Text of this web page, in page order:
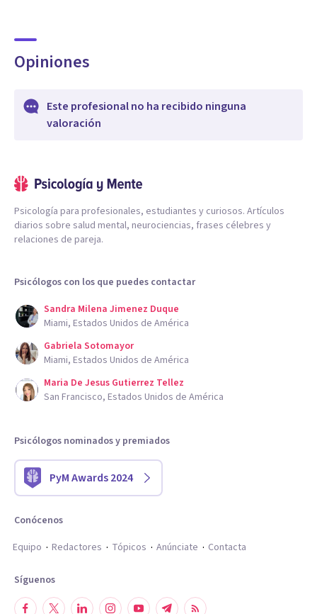
Opiniones
Este profesional no ha recibido ninguna
valoración
Psicología para profesionales, estudiantes y curiosos. Artículos
diarios sobre salud mental, neurociencias, frases célebres y
relaciones de pareja.
Psicólogos con los que puedes contactar
Sandra Milena Jimenez Duque
Miami, Estados Unidos de América
Gabriela Sotomayor
Miami, Estados Unidos de América
Maria De Jesus Gutierrez Tellez
San Francisco, Estados Unidos de América
Psicólogos nominados y premiados
PyM Awards 2024
Conócenos
Equipo
Redactores Tópicos Anúnciate Contacta
Síguenos